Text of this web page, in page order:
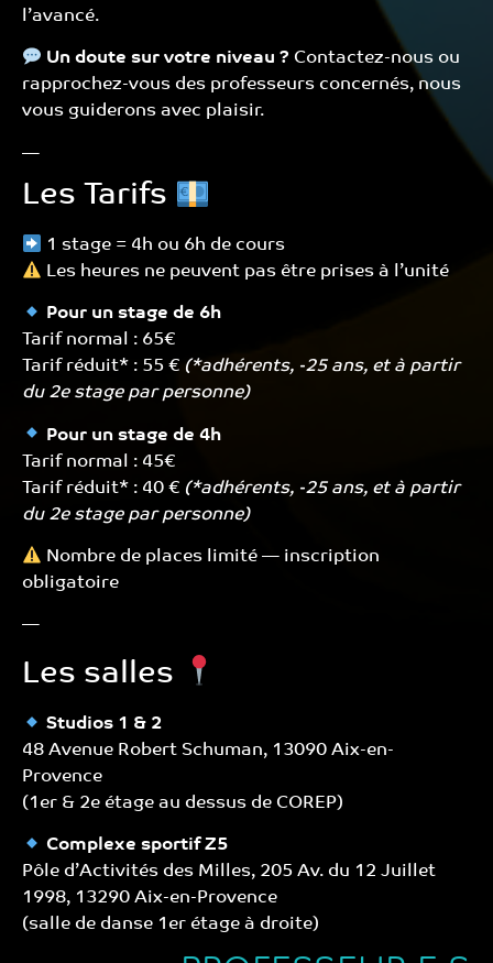
l’avancé.
Un doute sur votre niveau ? Contactez-nous ou
rapprochez-vous des professeurs concernés, nous
vous guiderons avec plaisir.
—
Les Tarifs
1 stage = 4h ou 6h de cours
Les heures ne peuvent pas être prises à l’unité
Pour un stage de 6h
Tarif normal : 65€
Tarif réduit* : 55 € (*adhérents, -25 ans, et à partir
du 2e stage​ par personne)
Pour un stage de 4h
Tarif normal : 45€
Tarif réduit* : 40 € (*adhérents, -25 ans, et à partir
du 2e stage par personne​)
Nombre de places limité — inscription
obligatoire
—
Les salles
Studios 1 & 2
48 Avenue Robert Schuman, 13090 Aix-en-
Provence
(1er & 2e étage au dessus de COREP)
Complexe sportif Z5
Pôle d’Activités des Milles, 205 Av. du 12 Juillet
1998, 13290 Aix-en-Provence
(salle de danse 1er étage à droite)